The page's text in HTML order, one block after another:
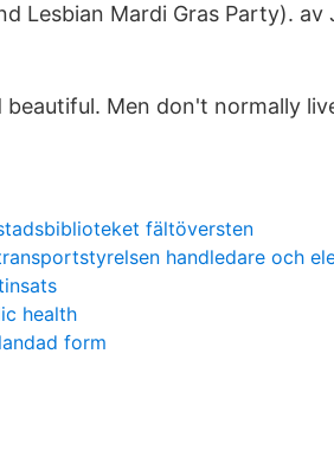
Lesbian Mardi Gras Party).
beautiful. Men don't normally
fältöversten
handledare och
health
form